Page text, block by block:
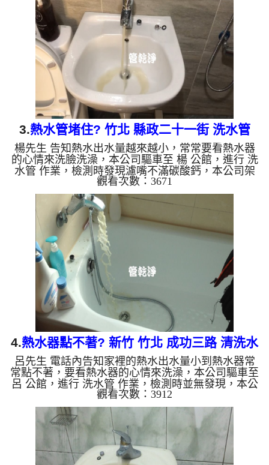
一個小時後， 水量恢復正常了，林先生有熱水可以
用了!! 如是自來水，如水管老化，會產生鐵鏽跟泥沙
堆積，洗出來的水就會是咖啡色，地下水含有氧化
錳，管壁上會結成黑色管垢，洗出來的水會跟石油一
樣黑，有些洗出綠色的...
3.熱水管堵住? 竹北 縣政二十一街 洗水管
楊先生 告知熱水出水量越來越小，常常要看熱水器
的心情來洗臉洗澡，本公司驅車至 楊 公館，進行 洗
水管 作業，檢測時發現濾嘴不滿碳酸鈣，本公司架
起 高周波水管清洗機，灌入 檸檬酸水 至管路裡面，
等了約15分，開啟 水管清洗機 ，啟動 脈衝波 模式，
一開始就噴出黃色髒水，越來越多越來越濃，流理臺
還留下一堆異物，如下圖及影片，一個小時後， 水
量恢復正常了，楊先生總算有熱水可以用了!! 如是自
來水，如水管老化，會產生鐵鏽跟泥沙堆積，洗出來
的水就會是咖啡色，地下水含有氧化錳，管壁上會結
成黑色管垢，洗...
觀看次數：3671
4.熱水器點不著? 新竹 竹北 成功三路 清洗水
管
呂先生 電話內告知家裡的熱水出水量小到熱水器常
常點不著，要看熱水器的心情來洗澡，本公司驅車至
呂 公館，進行 洗水管 作業，檢測時並無發現，本公
司便架起 高周波水管清洗機，灌入 檸檬酸水 至管路
裡面，等了約15分，開啟 水管清洗機 ，啟動 螺旋
波 模式，一開始洗不出什麼，沒多久就噴出黃色髒
水，越來越多越來越濃，流理臺還留下一堆異物，如
下圖及影片，一個小時後， 水量恢復正常了，呂先
生能安心洗個熱水澡了!! 如是自來水，如水管老化，
觀看次數：3912